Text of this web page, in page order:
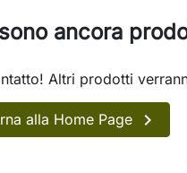
ancora
Altri prodotti
alla Home Page 